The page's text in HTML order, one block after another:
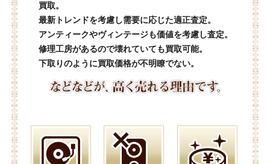
買取。
最新トレンドを考慮し需要に応じた適正査定。
アンティークやヴィンテージも価値を考慮し査定。
修理工房があるので壊れていても買取可能。
下取りのように買取価格が不明瞭でない。